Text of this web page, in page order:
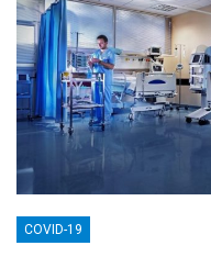
COVID-19